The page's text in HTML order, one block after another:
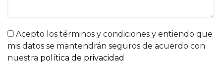
Acepto los términos y condiciones y entiendo que
mis datos se mantendrán seguros de acuerdo con
nuestra política de privacidad